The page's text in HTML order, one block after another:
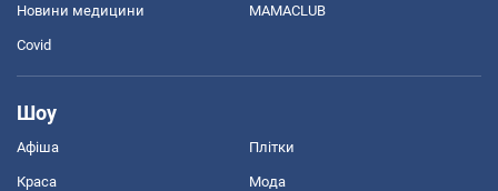
Новини медицини MAMACLUB
Covid
Шоу
Афіша Плітки
Краса Мода